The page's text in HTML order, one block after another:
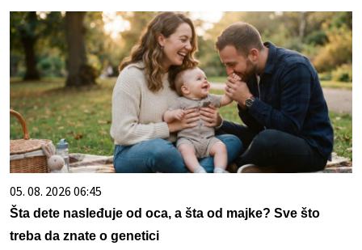
05. 08. 2026 06:45
Šta dete nasleđuje od oca, a šta od majke? Sve što
treba da znate o genetici